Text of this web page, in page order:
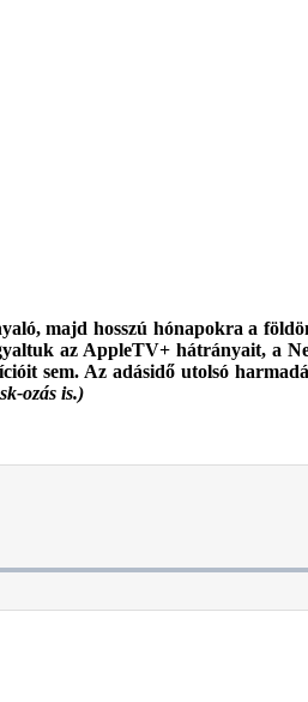
majd hosszú hónapokra a
az AppleTV+ hátrányait, a
sem. Az adásidő utolsó
ozás is.)